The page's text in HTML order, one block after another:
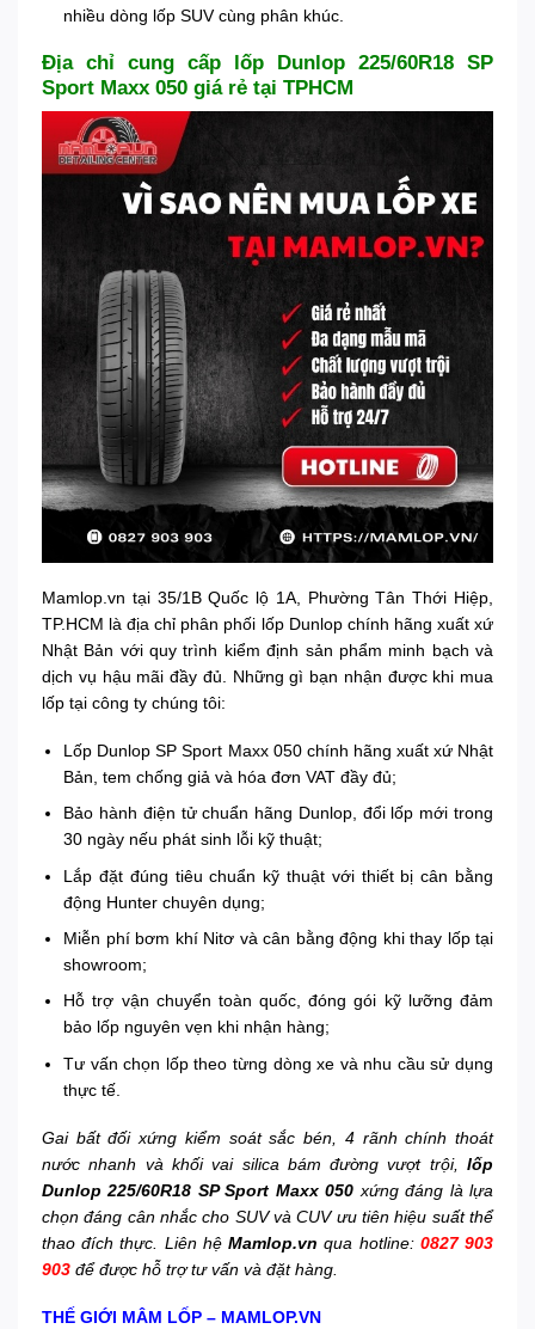
nhiều dòng lốp SUV cùng phân khúc.
Địa chỉ cung cấp lốp Dunlop 225/60R18 SP
Sport Maxx 050 giá rẻ tại TPHCM
Mamlop.vn tại 35/1B Quốc lộ 1A, Phường Tân Thới Hiệp,
TP.HCM là địa chỉ phân phối lốp Dunlop chính hãng xuất xứ
Nhật Bản với quy trình kiểm định sản phẩm minh bạch và
dịch vụ hậu mãi đầy đủ. Những gì bạn nhận được khi mua
lốp tại công ty chúng tôi:
Lốp Dunlop SP Sport Maxx 050 chính hãng xuất xứ Nhật
Bản, tem chống giả và hóa đơn VAT đầy đủ;
Bảo hành điện tử chuẩn hãng Dunlop, đổi lốp mới trong
30 ngày nếu phát sinh lỗi kỹ thuật;
Lắp đặt đúng tiêu chuẩn kỹ thuật với thiết bị cân bằng
động Hunter chuyên dụng;
Miễn phí bơm khí Nitơ và cân bằng động khi thay lốp tại
showroom;
Hỗ trợ vận chuyển toàn quốc, đóng gói kỹ lưỡng đảm
bảo lốp nguyên vẹn khi nhận hàng;
Tư vấn chọn lốp theo từng dòng xe và nhu cầu sử dụng
thực tế.
Gai bất đối xứng kiểm soát sắc bén, 4 rãnh chính thoát
nước nhanh và khối vai silica bám đường vượt trội, lốp
Dunlop 225/60R18 SP Sport Maxx 050 xứng đáng là lựa
chọn đáng cân nhắc cho SUV và CUV ưu tiên hiệu suất thể
thao đích thực. Liên hệMamlop.vn qua hotline: 0827 903
903 để được hỗ trợ tư vấn và đặt hàng.
THẾ GIỚI MÂM LỐP – MAMLOP.VN